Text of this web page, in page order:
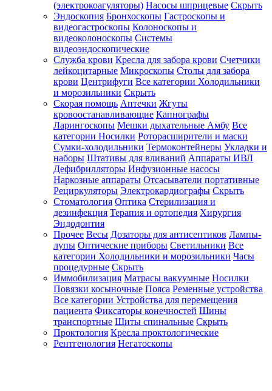
(электрокоагуляторы) Насосы шприцевые Скрыть
Эндоскопия Бронхоскопы Гастроскопы и
видеогастроскопы Колоноскопы и
видеоколоноскопы Системы
видеоэндоскопические
Служба крови Кресла для забора крови Счетчики
лейкоцитарные Микроскопы Столы для забора
крови Центрифуги Все категории Холодильники
и морозильники Скрыть
Скорая помощь Аптечки Жгуты
кровоостанавливающие Капнографы
Ларингоскопы Мешки дыхательные Амбу Все
категории Носилки Роторасширители и маски
Сумки-холодильники Термоконтейнеры Укладки и
наборы Штативы для вливаний Аппараты ИВЛ
Дефибрилляторы Инфузионные насосы
Наркозные аппараты Отсасыватели портативные
Рециркуляторы Электрокардиографы Скрыть
Стоматология Оптика Стерилизация и
дезинфекция Терапия и ортопедия Хирургия
Эндодонтия
Прочее Весы Дозаторы для антисептиков Лампы-
лупы Оптические приборы Светильники Все
категории Холодильники и морозильники Часы
процедурные Скрыть
Иммобилизация Матрасы вакуумные Носилки
Повязки косыночные Пояса Ременные устройства
Все категории Устройства для перемещения
пациента Фиксаторы конечностей Шины
транспортные Щиты спинальные Скрыть
Проктология Кресла проктологические
Рентгенология Негатоскопы